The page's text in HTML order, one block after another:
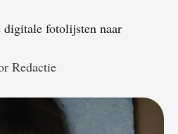
fotolijsten naar
Redactie